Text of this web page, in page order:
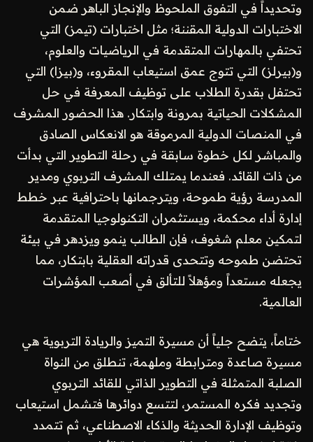
وتحديداً في التفوق الملحوظ والإنجاز الباهر ضمن
الاختبارات الدولية المقننة؛ مثل اختبارات (تيمز) التي
تحتفي بالمهارات المتقدمة في الرياضيات والعلوم،
و(بيرلز) التي تتوج عمق استيعاب المقروء، و(بيزا) التي
تحتفل بقدرة الطلاب على توظيف المعرفة في حل
المشكلات الحياتية بمرونة وابتكار. هذا الحضور المشرف
في المنصات الدولية المرموقة هو الانعكاس الصادق
والمباشر لكل خطوة سابقة في رحلة التطوير التي بدأت
من ذات القائد. فعندما يمتلك المشرف التربوي ومدير
المدرسة رؤية طموحة، ويترجمانها باحترافية عبر خطط
إدارة أداء محكمة، ويستثمران التكنولوجيا المتقدمة
لتمكين معلم شغوف، فإن الطالب ينمو ويزدهر في بيئة
تحتضن طموحه وتتحدى قدراته العقلية بابتكار، مما
يجعله مستعداً ومؤهلاً للتألق في أصعب المؤشرات
العالمية.
ختاماً، يتضح جلياً أن مسيرة التميز والريادة التربوية هي
مسيرة صاعدة ومترابطة وملهمة، تنطلق من النواة
الصلبة المتمثلة في التطوير الذاتي للقائد التربوي
وتجديد فكره المستمر، لتتسع دوائرها فتشمل استيعاب
وتوظيف الإدارة الحديثة والذكاء الاصطناعي، ثم تتمدد